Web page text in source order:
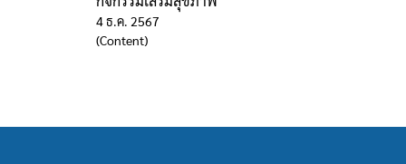
4 ธ.ค. 2567
(Content)